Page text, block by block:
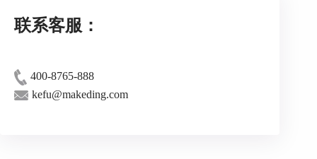
联系客服：
400-8765-888
kefu@makeding.com